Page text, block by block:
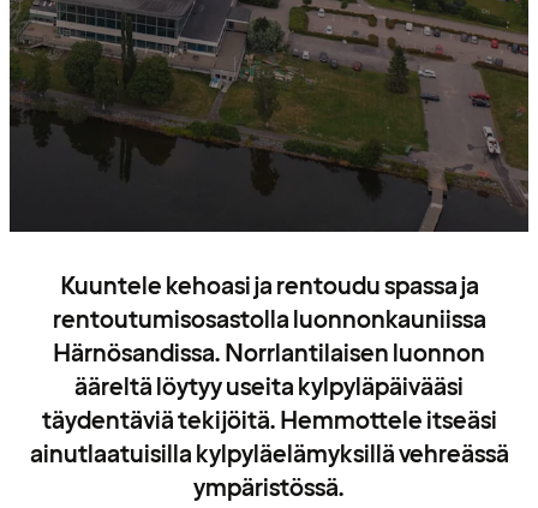
Kuuntele kehoasi ja rentoudu spassa ja
rentoutumisosastolla luonnonkauniissa
Härnösandissa. Norrlantilaisen luonnon
ääreltä löytyy useita kylpyläpäivääsi
täydentäviä tekijöitä. Hemmottele itseäsi
ainutlaatuisilla kylpyläelämyksillä vehreässä
ympäristössä.